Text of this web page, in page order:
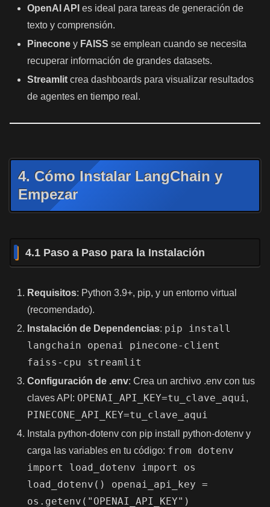
OpenAI API es ideal para tareas de generación de
texto y comprensión.
Pinecone y FAISS se emplean cuando se necesita
recuperar información de grandes datasets.
Streamlit crea dashboards para visualizar resultados
de agentes en tiempo real.
4. Cómo Instalar LangChain y
Empezar
4.1 Paso a Paso para la Instalación
Requisitos: Python 3.9+, pip, y un entorno virtual
(recomendado).
Instalación de Dependencias: pip install
langchain openai pinecone-client
faiss-cpu streamlit
Configuración de .env: Crea un archivo .env con tus
claves API: OPENAI_API_KEY=tu_clave_aqui,
PINECONE_API_KEY=tu_clave_aqui
Instala python-dotenv con pip install python-dotenv y
carga las variables en tu código: from dotenv
import load_dotenv import os
load_dotenv() openai_api_key =
os.getenv("OPENAI_API_KEY")